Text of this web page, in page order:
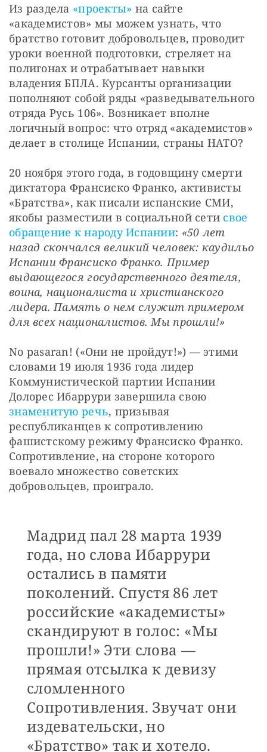
Из раздела «проекты» на сайте
«академистов» мы можем узнать, что
братство готовит добровольцев, проводит
уроки военной подготовки, стреляет на
полигонах и отрабатывает навыки
владения БПЛА. Курсанты организации
пополняют собой ряды «разведывательного
отряда Русь 106». Возникает вполне
логичный вопрос: что отряд «академистов»
делает в столице Испании, страны НАТО?
20 ноября этого года, в годовщину смерти
диктатора Франсиско Франко, активисты
«Братства», как писали испанские СМИ,
якобы разместили в социальной сети свое
обращение к народу Испании: «50 лет
назад скончался великий человек: каудильо
Испании Франсиско Франко. Пример
выдающегося государственного деятеля,
воина, националиста и христианского
лидера. Память о нем служит примером
для всех националистов. Мы прошли!»
No pasaran! («Они не пройдут!») — этими
словами 19 июля 1936 года лидер
Коммунистической партии Испании
знаменитую речь, призывая
республиканцев к сопротивлению
фашистскому режиму Франсиско Франко.
Сопротивление, на стороне которого
воевало множество советских
добровольцев, проиграло.
Мадрид пал 28 марта 1939
года, но слова Ибаррури
остались в памяти
поколений. Спустя 86 лет
российские «академисты»
скандируют в голос: «Мы
прошли!» Эти слова —
прямая отсылка к девизу
сломленного
Сопротивления. Звучат они
издевательски, но
«Братство» так и хотело.